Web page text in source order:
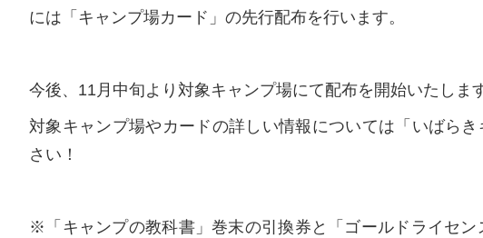
には「キャンプ場カード」の先行配布を行います。
今後、11月中旬より対象キャンプ場にて配布を開始いたします
対象キャンプ場やカードの詳しい情報については「いばら
さい！
※「キャンプの教科書」巻末の引換券と「ゴールドライセ